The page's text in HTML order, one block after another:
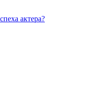
актера?